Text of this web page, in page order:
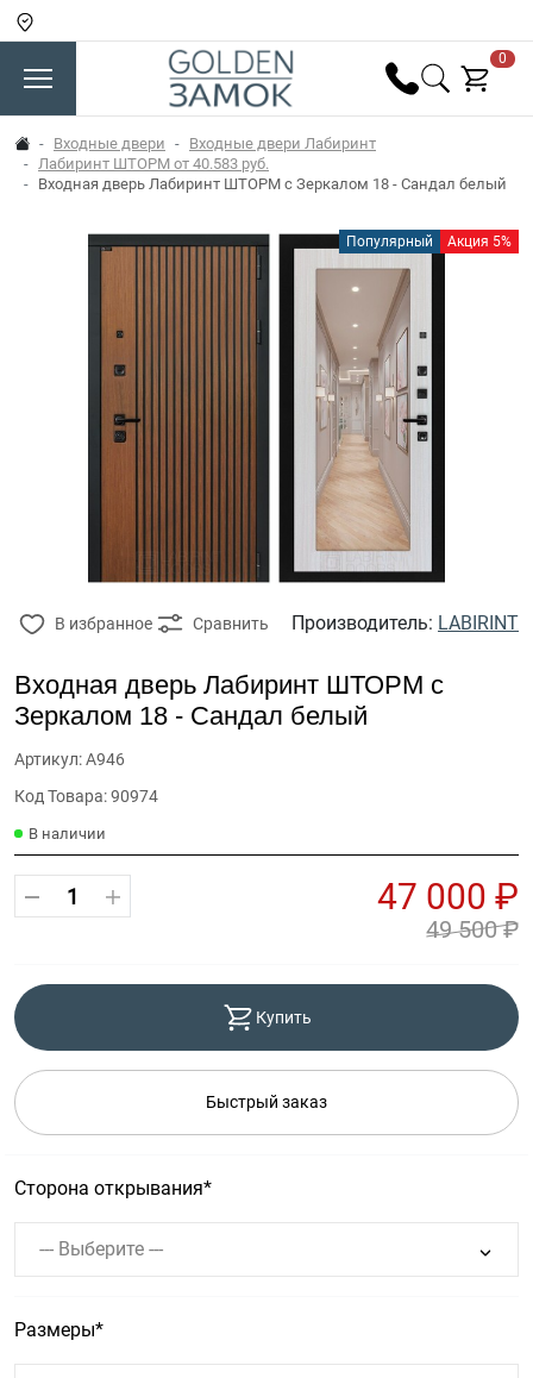
0
Входные двери
Входные двери Лабиринт
Лабиринт ШТОРМ от 40.583 руб.
Входная дверь Лабиринт ШТОРМ с Зеркалом 18 - Сандал белый
Популярный Акция 5%
В избранное Сравнить Производитель: LABIRINT
Входная дверь Лабиринт ШТОРМ с
Зеркалом 18 - Сандал белый
Артикул: А946
Код Товара: 90974
В наличии
47 000 ₽
49 500 ₽
Купить
Быстрый заказ
Сторона открывания
--- Выберите ---
Размеры